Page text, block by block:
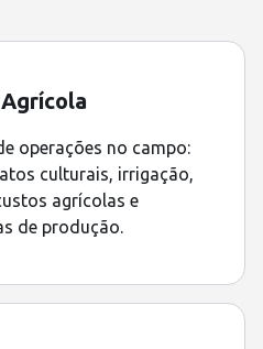
operações no campo:
culturais, irrigação,
agrícolas e
de produção.